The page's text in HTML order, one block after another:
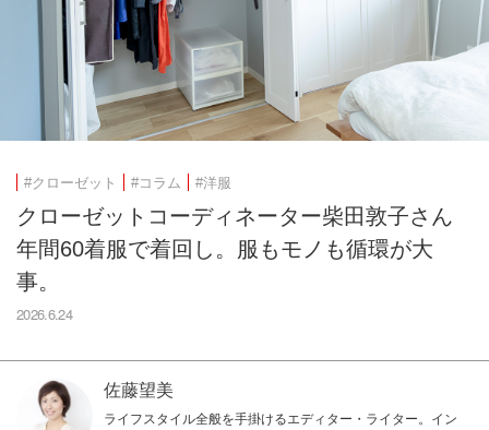
#クローゼット #コラム #洋服
クローゼットコーディネーター柴田敦子さん
年間60着服で着回し。服もモノも循環が大
事。
2026.6.24
佐藤望美
ライフスタイル全般を手掛けるエディター・ライター。イン